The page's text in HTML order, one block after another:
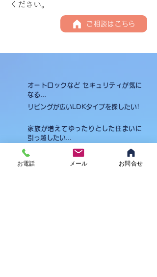
ください。
ご相談はこちら
オートロックなど セキュリティが気に
なる...
リビングが広いLDKタイプを探したい!
家族が増えてゆったりとした住まいに
引っ越したい...
マンションは音の問題が...
お電話 メール お問合せ